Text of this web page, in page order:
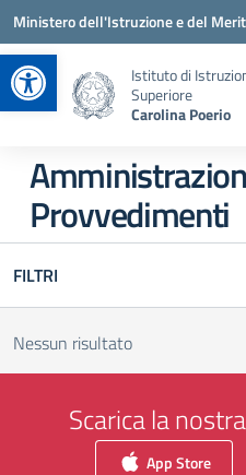
Apri la barra
Vai ai contenuti
Vai al menu di navigazione
Vai al footer
Ministero dell'Istruzione e del
Istituto di
Superiore
Carolina Poerio
Provvedimenti
FILTRI
Nessun risultato
Scarica la
App Store